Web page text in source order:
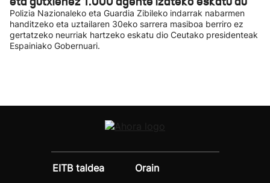
Polizia Nazionaleko eta Guardia Zibileko indarrak nabarmen
handitzeko eta uztailaren 30eko sarrera masiboa berriro ez
gertatzeko neurriak hartzeko eskatu dio Ceutako presidenteak
Espainiako Gobernuari.
EITB taldea
Orain